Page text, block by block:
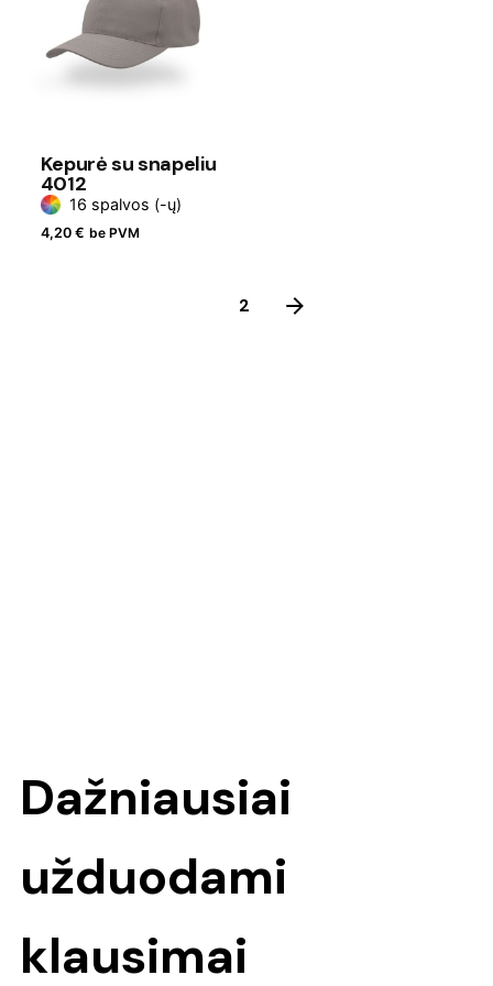
Kepurė su snapeliu
4012
16 spalvos (-ų)
4,20 € be PVM
2
Dažniausiai
užduodami
klausimai